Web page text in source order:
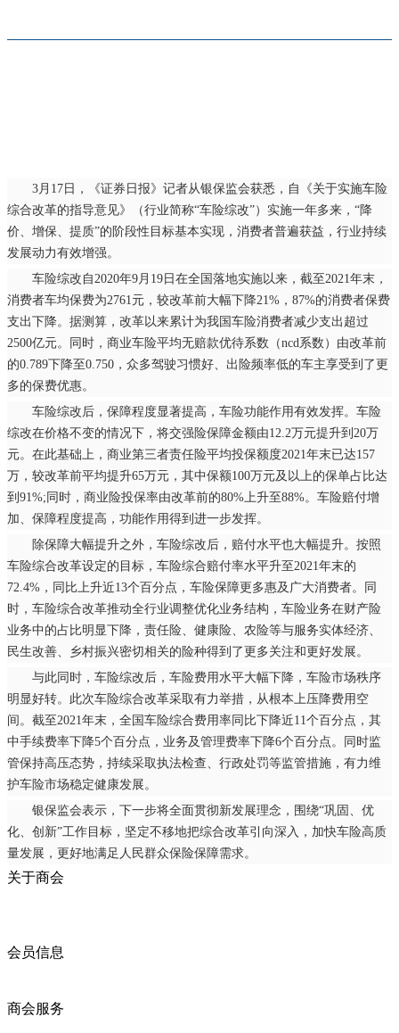
3月17日，《证券日报》记者从银保监会获悉，自《关于实施车险
综合改革的指导意见》（行业简称“车险综改”）实施一年多来，“降
价、增保、提质”的阶段性目标基本实现，消费者普遍获益，行业持续
发展动力有效增强。
车险综改自2020年9月19日在全国落地实施以来，截至2021年末，
消费者车均保费为2761元，较改革前大幅下降21%，87%的消费者保费
支出下降。据测算，改革以来累计为我国车险消费者减少支出超过
2500亿元。同时，商业车险平均无赔款优待系数（ncd系数）由改革前
的0.789下降至0.750，众多驾驶习惯好、出险频率低的车主享受到了更
多的保费优惠。
车险综改后，保障程度显著提高，车险功能作用有效发挥。车险
综改在价格不变的情况下，将交强险保障金额由12.2万元提升到20万
元。在此基础上，商业第三者责任险平均投保额度2021年末已达157
万，较改革前平均提升65万元，其中保额100万元及以上的保单占比达
到91%;同时，商业险投保率由改革前的80%上升至88%。车险赔付增
加、保障程度提高，功能作用得到进一步发挥。
除保障大幅提升之外，车险综改后，赔付水平也大幅提升。按照
车险综合改革设定的目标，车险综合赔付率水平升至2021年末的
72.4%，同比上升近13个百分点，车险保障更多惠及广大消费者。同
时，车险综合改革推动全行业调整优化业务结构，车险业务在财产险
业务中的占比明显下降，责任险、健康险、农险等与服务实体经济、
民生改善、乡村振兴密切相关的险种得到了更多关注和更好发展。
与此同时，车险综改后，车险费用水平大幅下降，车险市场秩序
明显好转。此次车险综合改革采取有力举措，从根本上压降费用空
间。截至2021年末，全国车险综合费用率同比下降近11个百分点，其
中手续费率下降5个百分点，业务及管理费率下降6个百分点。同时监
管保持高压态势，持续采取执法检查、行政处罚等监管措施，有力维
护车险市场稳定健康发展。
银保监会表示，下一步将全面贯彻新发展理念，围绕“巩固、优
化、创新”工作目标，坚定不移地把综合改革引向深入，加快车险高质
量发展，更好地满足人民群众保险保障需求。
关于商会
会员信息
商会服务